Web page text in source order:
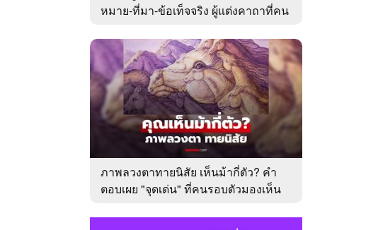
หมาย-ที่มา-ข้อเท็จจริง ผู้แต่งคาถาที่คน
ภาพลวงตาทายนิสัย เห็นม้ากี่ตัว? คำ
ตอบเผย "จุดเด่น" ที่คนรอบตัวมองเห็น